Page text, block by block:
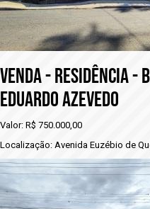
vENDA - RESIDÊNCIA -
EDUARDO AZEVEDO
Valor: R$ 750.000,00
Localização: Avenida Euzébio de